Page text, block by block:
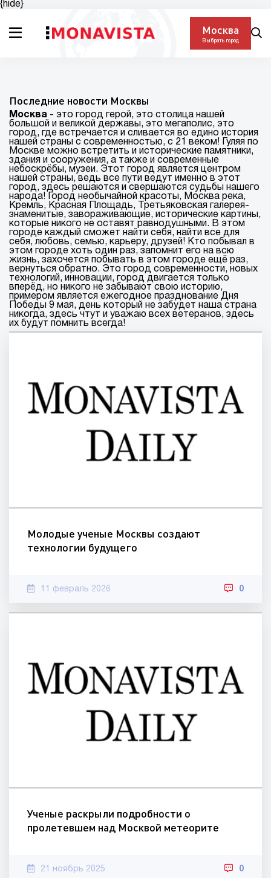
{hide}
Москва
Выбрать город
Последние новости Москвы
Москва - это город герой, это столица нашей
большой и великой державы, это мегаполис, это
город, где встречается и сливается во едино история
нашей страны с современностью, с 21 веком! Гуляя по
Москве можно встретить и исторические памятники,
здания и сооружения, а также и современные
небоскрёбы, музеи. Этот город является центром
нашей страны, ведь все пути ведут именно в этот
город, здесь решаются и свершаются судьбы нашего
народа! Город необычайной красоты, Москва река,
Кремль, Красная Площадь, Третьяковская галерея-
знаменитые, завораживающие, исторические картины,
которые никого не оставят равнодушными. В этом
городе каждый сможет найти себя, найти все для
себя, любовь, семью, карьеру, друзей! Кто побывал в
этом городе хоть один раз, запомнит его на всю
жизнь, захочется побывать в этом городе ещё раз,
вернуться обратно. Это город современности, новых
технологий, инновации, город двигается только
вперёд, но никого не забывают свою историю,
примером является ежегодное празднование Дня
Победы 9 мая, день который не забудет наша страна
никогда, здесь чтут и уважаю всех ветеранов, здесь
их будут помнить всегда!
Молодые ученые Москвы создают
технологии будущего
11 февраль 2026 0
Ученые раскрыли подробности о
пролетевшем над Москвой метеорите
21 ноябрь 2025 0